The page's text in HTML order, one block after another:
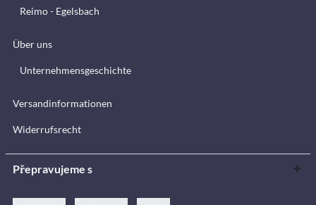
Reimo - Egelsbach
Über uns
Unternehmensgeschichte
Versandinformationen
Widerrufsrecht
Přepravujeme s